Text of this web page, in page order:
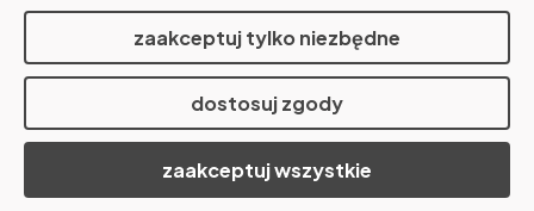
www.fresco.coffee
Sklep internetowy Shoper.pl
zaakceptuj tylko niezbędne
dostosuj zgody
zaakceptuj wszystkie